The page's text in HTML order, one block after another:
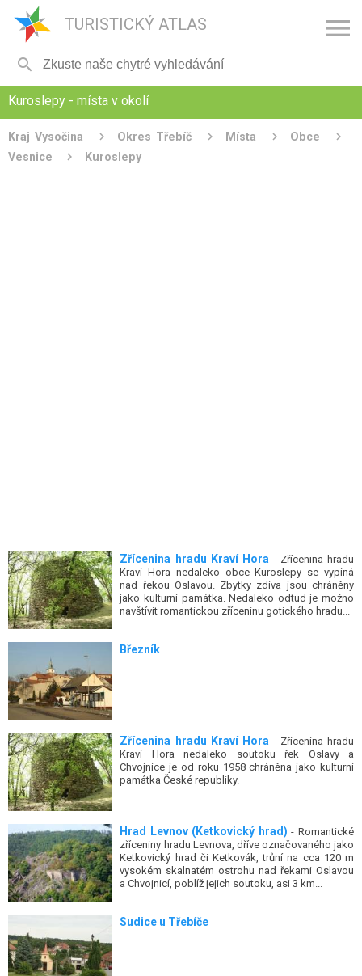
TURISTICKÝ ATLAS 

Kuroslepy - místa v okolí
Kraj Vysočina Okres Třebíč Místa
Obce
Vesnice
Kuroslepy
Zřícenina hradu Kraví Hora- Zřícenina hradu
Kraví Hora nedaleko obce Kuroslepy se vypíná
nad řekou Oslavou. Zbytky zdiva jsou chráněny
jako kulturní památka. Nedaleko odtud je možno
navštívit romantickou zříceninu gotického hradu...
Březník
Zřícenina hradu Kraví Hora - Zřícenina hradu
Kraví Hora nedaleko soutoku řek Oslavy a
Chvojnice je od roku 1958 chráněna jako kulturní
památka České republiky.
Hrad Levnov (Ketkovický hrad) - Romantické
zříceniny hradu Levnova, dříve označovaného jako
Ketkovický hrad či Ketkovák, trůní na cca 120 m
vysokém skalnatém ostrohu nad řekami Oslavou
a Chvojnicí, poblíž jejich soutoku, asi 3 km...
Sudice u Třebíče